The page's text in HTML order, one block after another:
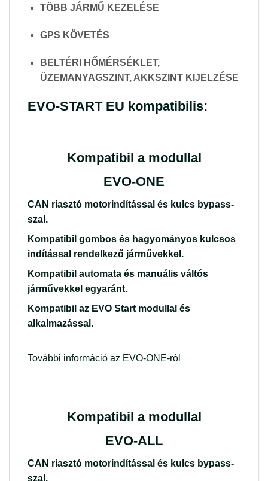
TÖBB JÁRMŰ KEZELÉSE
GPS KÖVETÉS
BELTÉRI HŐMÉRSÉKLET,
ÜZEMANYAGSZINT, AKKSZINT KIJELZÉSE
EVO-START EU kompatibilis:
Kompatibil a modullal
EVO-ONE
CAN riasztó motorindítással és kulcs bypass-
szal.
Kompatibil gombos és hagyományos kulcsos
indítással rendelkező járművekkel.
Kompatibil automata és manuális váltós
járművekkel egyaránt.
Kompatibil az EVO Start modullal és
alkalmazással.
További információ az EVO-ONE-ról
Kompatibil a modullal
EVO-ALL
CAN riasztó motorindítással és kulcs bypass-
szal.